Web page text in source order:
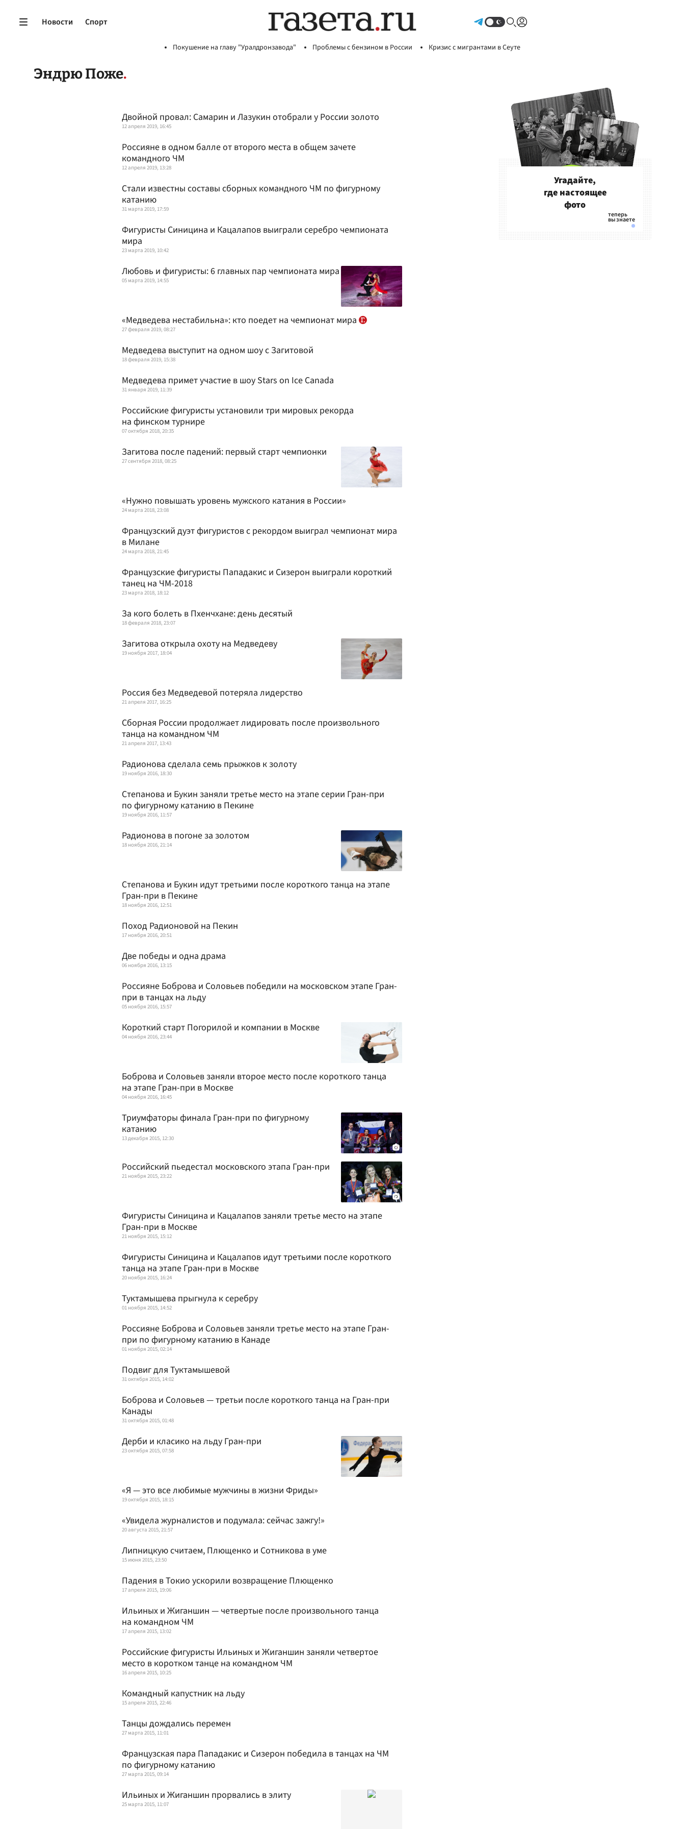
Новости Спорт
Покушение на главу "Уралдронзавода" Проблемы с бензином в России Кризис с мигрантами в Сеуте
Эндрю Поже
Двойной провал: Самарин и Лазукин отобрали у России золото
12 апреля 2019, 16:45
Россияне в одном балле от второго места в общем зачете
командного ЧМ
12 апреля 2019, 13:28
Стали известны составы сборных командного ЧМ по фигурному
катанию
31 марта 2019, 17:59
Фигуристы Синицина и Кацалапов выиграли серебро чемпионата
мира
23 марта 2019, 10:42
Любовь и фигуристы: 6 главных пар чемпионата мира
05 марта 2019, 14:55
«Медведева нестабильна»: кто поедет на чемпионат мира
27 февраля 2019, 08:27
Медведева выступит на одном шоу с Загитовой
18 февраля 2019, 15:38
Медведева примет участие в шоу Stars on Ice Canada
31 января 2019, 11:39
Российские фигуристы установили три мировых рекорда
на финском турнире
07 октября 2018, 20:35
Загитова после падений: первый старт чемпионки
27 сентября 2018, 08:25
«Нужно повышать уровень мужского катания в России»
24 марта 2018, 23:08
Французский дуэт фигуристов с рекордом выиграл чемпионат мира
в Милане
24 марта 2018, 21:45
Французские фигуристы Пападакис и Сизерон выиграли короткий
танец на ЧМ-2018
23 марта 2018, 18:12
За кого болеть в Пхенчхане: день десятый
18 февраля 2018, 23:07
Загитова открыла охоту на Медведеву
19 ноября 2017, 18:04
Россия без Медведевой потеряла лидерство
21 апреля 2017, 16:25
Сборная России продолжает лидировать после произвольного
танца на командном ЧМ
21 апреля 2017, 13:43
Радионова сделала семь прыжков к золоту
19 ноября 2016, 18:30
Степанова и Букин заняли третье место на этапе серии Гран-при
по фигурному катанию в Пекине
19 ноября 2016, 11:57
Радионова в погоне за золотом
18 ноября 2016, 21:14
Степанова и Букин идут третьими после короткого танца на этапе
Гран-при в Пекине
18 ноября 2016, 12:51
Поход Радионовой на Пекин
17 ноября 2016, 20:51
Две победы и одна драма
06 ноября 2016, 13:15
Россияне Боброва и Соловьев победили на московском этапе Гран-
при в танцах на льду
05 ноября 2016, 15:57
Короткий старт Погорилой и компании в Москве
04 ноября 2016, 23:44
Боброва и Соловьев заняли второе место после короткого танца
на этапе Гран-при в Москве
04 ноября 2016, 16:45
Триумфаторы финала Гран-при по фигурному
катанию
13 декабря 2015, 12:30
Российский пьедестал московского этапа Гран-при
21 ноября 2015, 23:22
Фигуристы Синицина и Кацалапов заняли третье место на этапе
Гран-при в Москве
21 ноября 2015, 15:12
Фигуристы Синицина и Кацалапов идут третьими после короткого
танца на этапе Гран-при в Москве
20 ноября 2015, 16:24
Туктамышева прыгнула к серебру
01 ноября 2015, 14:52
Россияне Боброва и Соловьев заняли третье место на этапе Гран-
при по фигурному катанию в Канаде
01 ноября 2015, 02:14
Подвиг для Туктамышевой
31 октября 2015, 14:02
Боброва и Соловьев — третьи после короткого танца на Гран-при
Канады
31 октября 2015, 01:48
Дерби и класико на льду Гран-при
23 октября 2015, 07:58
«Я — это все любимые мужчины в жизни Фриды»
19 октября 2015, 18:15
«Увидела журналистов и подумала: сейчас зажгу!»
20 августа 2015, 21:57
Липницкую считаем, Плющенко и Сотникова в уме
15 июня 2015, 23:50
Падения в Токио ускорили возвращение Плющенко
17 апреля 2015, 19:06
Ильиных и Жиганшин — четвертые после произвольного танца
на командном ЧМ
17 апреля 2015, 13:02
Российские фигуристы Ильиных и Жиганшин заняли четвертое
место в коротком танце на командном ЧМ
16 апреля 2015, 10:25
Командный капустник на льду
15 апреля 2015, 22:46
Танцы дождались перемен
27 марта 2015, 11:01
Французская пара Пападакис и Сизерон победила в танцах на ЧМ
по фигурному катанию
27 марта 2015, 09:14
Ильиных и Жиганшин прорвались в элиту
25 марта 2015, 11:07
Угадайте,
где настоящее
фото